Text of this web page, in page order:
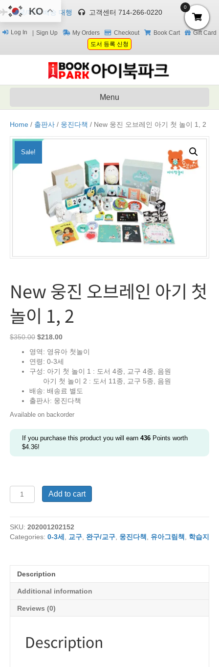
한국/미국 배송 대행 고객센터 714-266-0220
Log In Sign Up My Orders Checkout Book Cart
Gift Card
도서 등록 신청
Menu
Home / 출판사 / 웅진다책 / New 웅진 오브레인 아기 첫 놀이 1, 2
Sale!
New 웅진 오브레인 아기 첫
놀이 1, 2
$350.00 Original
was:
$350.00.
$218.00Current
is:
$218.00.
영역: 영유아 첫놀이
연령: 0-3세
구성: 아기 첫 놀이 1 : 도서 4종, 교구 4종, 음원
아기 첫 놀이 2 : 도서 11종, 교구 5종, 음원
배송: 배송료 별도
출판사: 웅진다책
Available on backorder
If you purchase this product you will earn 436 Points worth
$4.36!
New
웅
오
브
레
2
Add to cart
SKU: 202001202152
Categories: 0-3세 교구 완구/교구 웅진다책 유아그림책 학습지
Description
Additional information
Reviews (0)
Description
KO 0